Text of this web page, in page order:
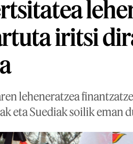
iritsi
leheneratzea
eta Suediak soilik eman